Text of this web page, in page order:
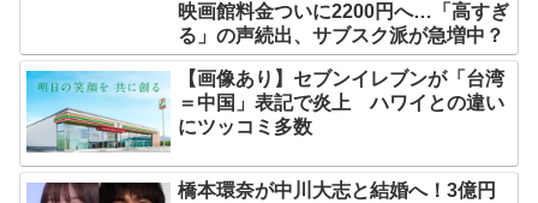
映画館料金ついに2200円へ…「高すぎ
る」の声続出、サブスク派が急増中？
【画像あり】セブンイレブンが「台湾
＝中国」表記で炎上 ハワイとの違い
にツッコミ多数
橋本環奈が中川大志と結婚へ！3億円